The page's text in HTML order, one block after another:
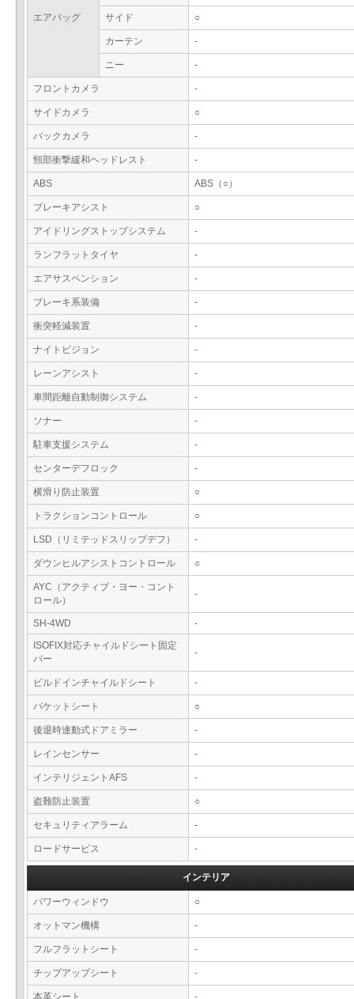
エアバッグ サイド ○
カーテン -
ニー -
フロントカメラ -
サイドカメラ ○
バックカメラ -
頸部衝撃緩和ヘッドレスト -
ABS ABS（○）
ブレーキアシスト ○
アイドリングストップシステム -
ランフラットタイヤ -
エアサスペンション -
ブレーキ系装備 -
衝突軽減装置 -
ナイトビジョン -
レーンアシスト -
車間距離自動制御システム -
ソナー -
駐車支援システム -
センターデフロック -
横滑り防止装置 ○
トラクションコントロール ○
LSD（リミテッドスリップデフ） -
ダウンヒルアシストコントロール ○
AYC（アクティブ・ヨー・コント
ロール）
-
SH-4WD
-
ISOFIX対応チャイルドシート固定
バー
-
ビルドインチャイルドシート -
バケットシート ○
後退時連動式ドアミラー -
レインセンサー -
インテリジェントAFS -
盗難防止装置 ○
セキュリティアラーム -
ロードサービス -
インテリア
パワーウィンドウ ○
オットマン機構 -
フルフラットシート -
チップアップシート -
本革シート -